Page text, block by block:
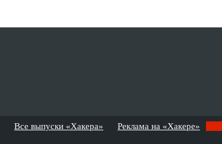
Все выпуски «Хакера» Реклама на «Хакере»